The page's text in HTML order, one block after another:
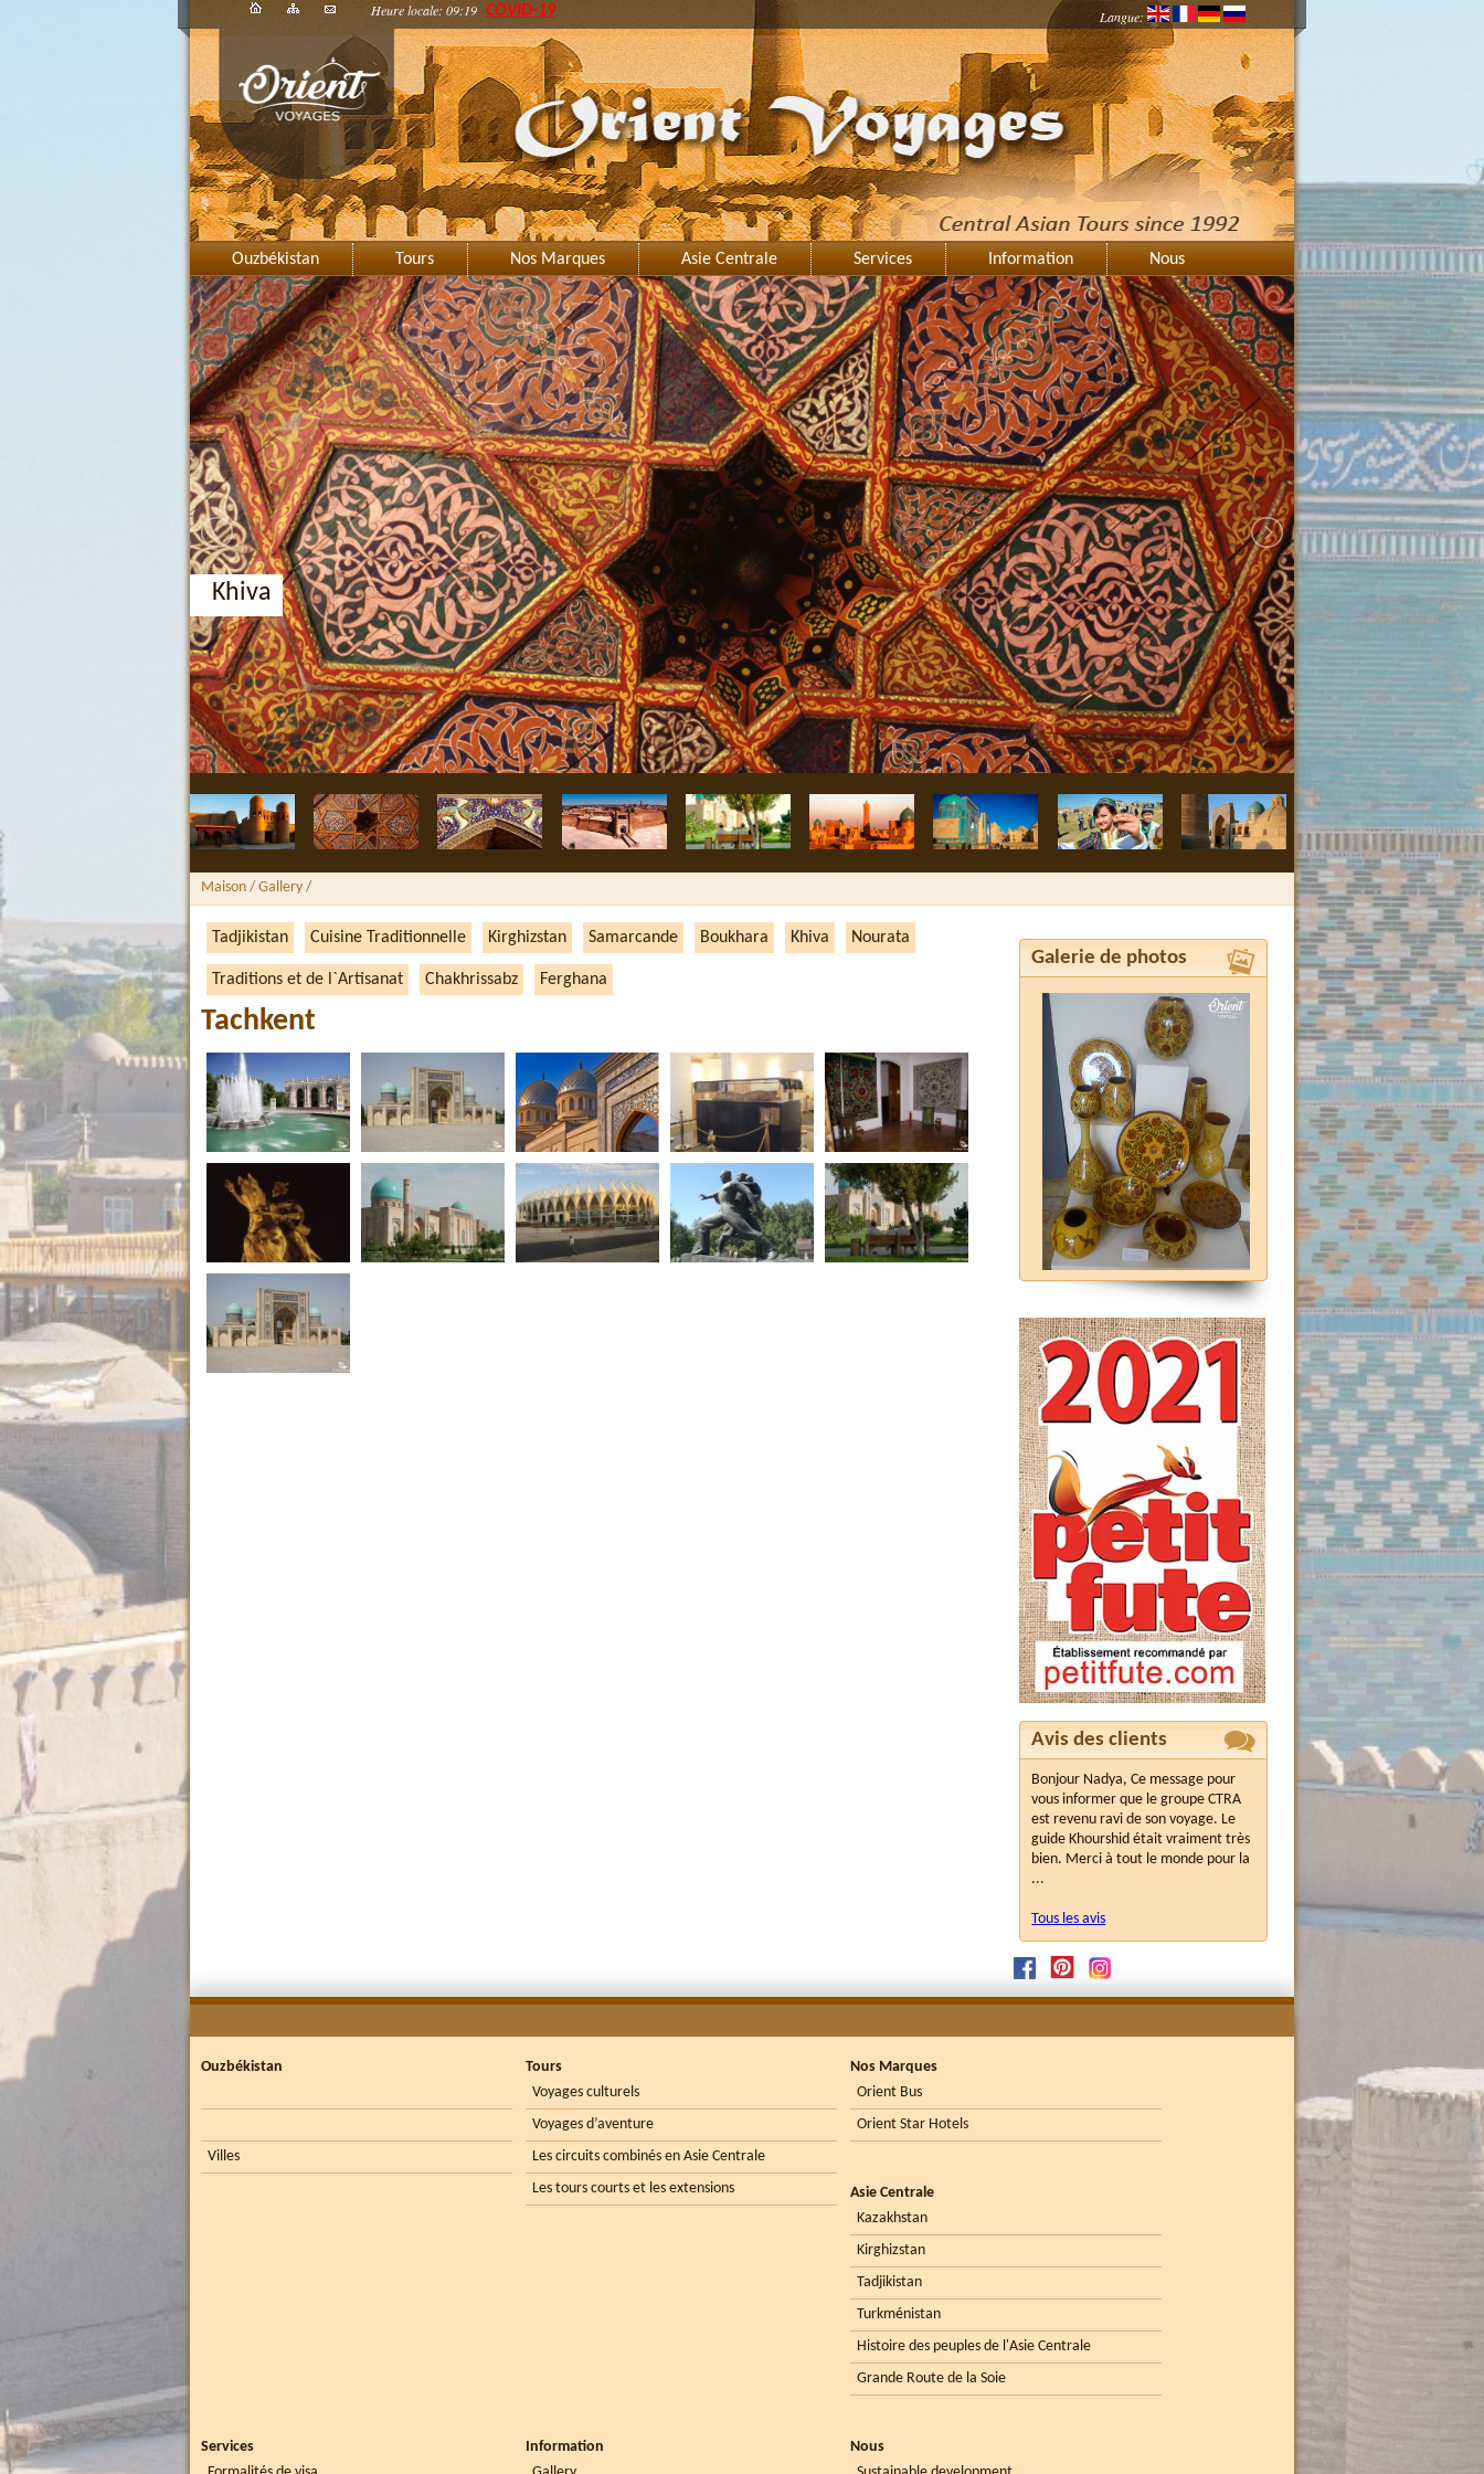
Heure locale: 09:19 COVID-19 Langue:
Ouzbékistan Tours Nos Marques Asie Centrale Services Information Nous
Boukhara, médersa Nadir Divan-begui
Maison / Gallery /
Tadjikistan Cuisine Traditionnelle Kirghizstan Samarcande Boukhara Khiva Nourata
Traditions et de l`Artisanat Chakhrissabz Ferghana
Tachkent
Galerie de photos
Avis des clients
Bonjour Nadya, Ce message pour
vous informer que le groupe CTRA
est revenu ravi de son voyage. Le
guide Khourshid était vraiment très
bien. Merci à tout le monde pour la
...
Tous les avis
Ouzbékistan
Villes
Tours
Voyages culturels
Voyages d’aventure
Les circuits combinés en Asie Centrale
Les tours courts et les extensions
Nos Marques
Orient Bus
Orient Star Hotels
Asie Centrale
Kazakhstan
Kirghizstan
Tadjikistan
Turkménistan
Histoire des peuples de l'Asie Centrale
Grande Route de la Soie
Services
Information
Nous